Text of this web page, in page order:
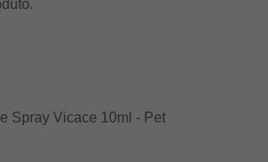
Spray Vicace 10ml - Pet